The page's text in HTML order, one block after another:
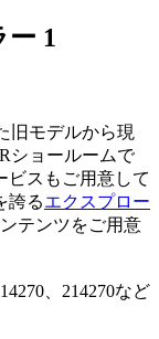
ー 1
旧モデルから現
ショールームで
ビスもご用意して
誇るエクスプロー
テンツをご用意
、214270など